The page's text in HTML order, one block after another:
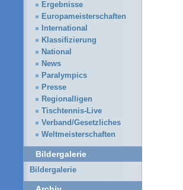
Ergebnisse
Europameisterschaften
International
Klassifizierung
National
News
Paralympics
Presse
Regionalligen
Tischtennis-Live
Verband/Gesetzliches
Weltmeisterschaften
Bildergalerie
Bildergalerie